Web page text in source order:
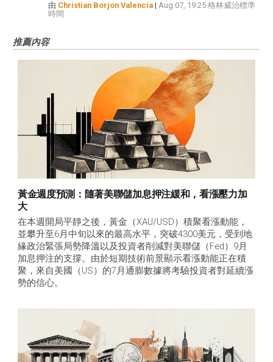
由 Christian Borjon Valencia | Aug 07, 19:25 格林威治標準
時間
推薦內容
黃金週度預測：隨著美聯儲加息押注緩和，看漲壓力加
大
在本週開局平靜之後，黃金（XAU/USD）積聚看漲動能，
並攀升至6月中旬以來的最高水平，突破4300美元，受到地
緣政治緊張局勢降溫以及投資者削減對美聯儲（Fed）9月
加息押注的支撐。由於短期技術前景顯示看漲動能正在積
聚，來自美國（US）的7月通膨數據將考驗投資者對延續漲
勢的信心。